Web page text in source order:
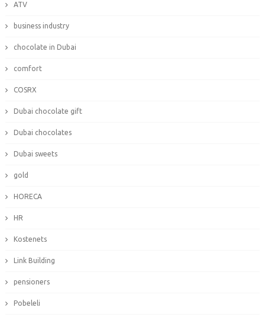
ATV
business industry
chocolate in Dubai
comfort
COSRX
Dubai chocolate gift
Dubai chocolates
Dubai sweets
gold
HORECA
HR
Kostenets
Link Building
pensioners
Pobeleli